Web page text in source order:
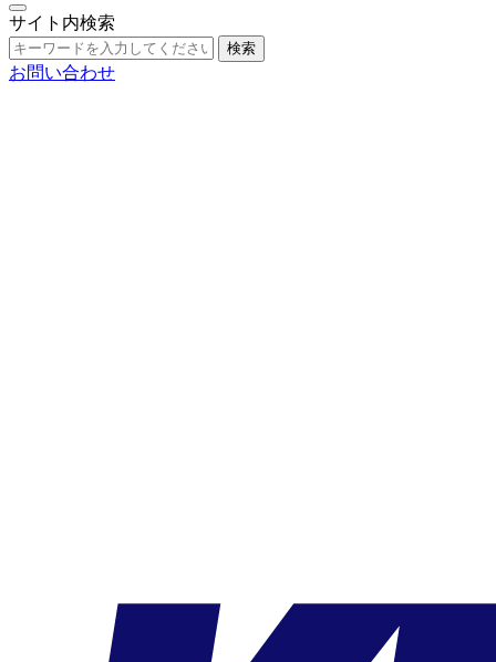
サイト内検索
検索
お問い合わせ